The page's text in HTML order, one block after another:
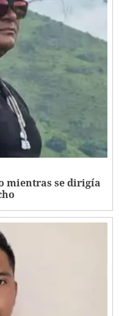
mientras se dirigía